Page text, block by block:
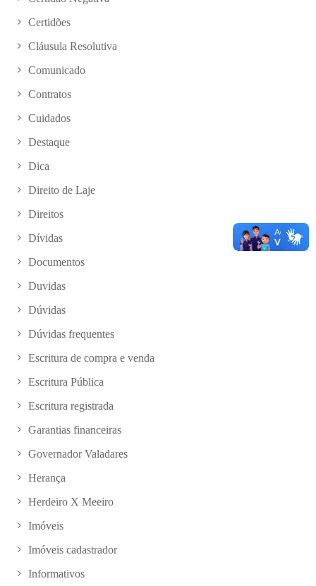
Certidões
Cláusula Resolutiva
Comunicado
Contratos
Cuidados
Destaque
Dica
Direito de Laje
Direitos
Dívidas
Documentos
Duvidas
Dúvidas
Dúvidas frequentes
Escritura de compra e venda
Escritura Pública
Escritura registrada
Garantias financeiras
Governador Valadares
Herança
Herdeiro X Meeiro
Imóveis
Imóveis cadastrador
Informativos